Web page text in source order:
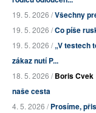
19. 5. 2026 /Všechny
19. 5. 2026 /Co píše
19. 5. 2026 /„V testech
zákaz nutí P...
18. 5. 2026 /Boris Cvek
naše cesta
4. 5. 2026 /Prosíme,